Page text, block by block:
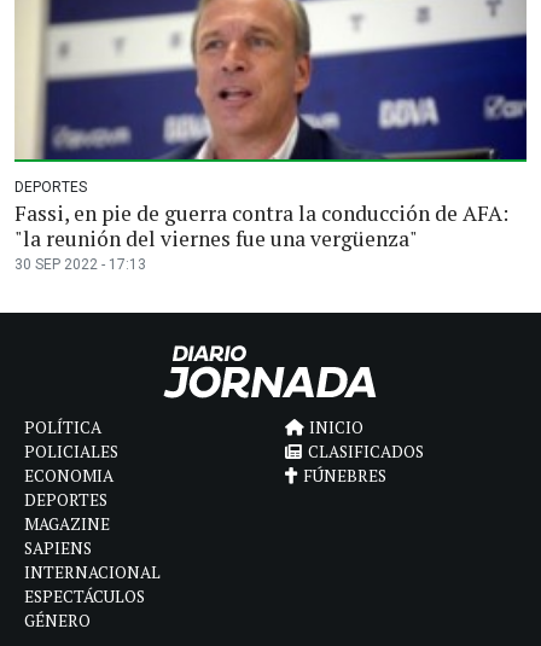
DEPORTES
Fassi, en pie de guerra contra la conducción de AFA:
"la reunión del viernes fue una vergüenza"
30 SEP 2022 - 17:13
POLÍTICA
POLICIALES
ECONOMIA
DEPORTES
MAGAZINE
SAPIENS
INTERNACIONAL
ESPECTÁCULOS
GÉNERO
INICIO
CLASIFICADOS
FÚNEBRES